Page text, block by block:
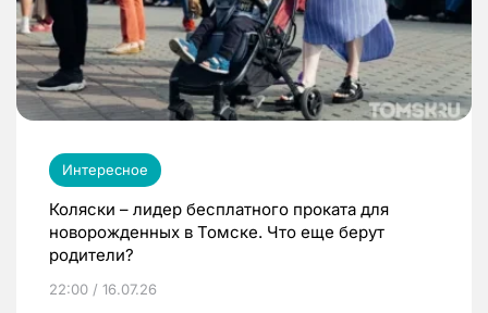
Интересное
Коляски – лидер бесплатного проката для
новорожденных в Томске. Что еще берут
родители?
22:00 / 16.07.26